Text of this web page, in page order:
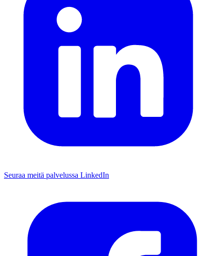
Seuraa meitä palvelussa LinkedIn